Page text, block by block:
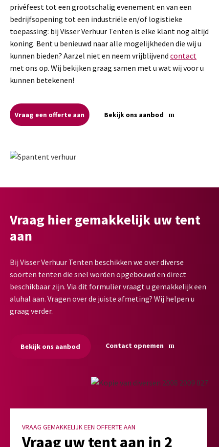
privéfeest tot een grootschalig evenement en van een
bedrijfsopening tot een industriële en/of logistieke
toepassing: bij Visser Verhuur Tenten is elke klant nog altijd
koning. Bent u benieuwd naar alle mogelijkheden die wij u
kunnen bieden? Aarzel niet en neem vrijblijvend contact
met ons op. Wij bekijken graag samen met u wat wij voor u
kunnen betekenen!
Vraag een offerte aan Bekijk ons aanbod
Vraag hier gemakkelijk uw tent
aan
Bij Visser Verhuur Tenten beschikken we over diverse
soorten tenten die snel worden opgebouwd en direct
beschikbaar zijn. Via dit formulier vraagt u gemakkelijk een
aluhal aan. Vragen over de juiste afmeting? Wij helpen u
graag verder.
Bekijk ons aanbod Contact opnemen
VRAAG GEMAKKELIJK EEN OFFERTE AAN
Vraag uw tent aan in 2